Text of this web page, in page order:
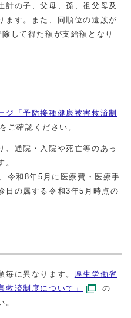
計の子、父母、孫、祖父母及
ます。また、同順位の遺族が
して得た額が支給額となり
ジ「予防接種健康被害救済制
ご確認ください。
、通院・入院や死亡等のあっ
。
令和8年5月に医療費・医療手
日の属する令和3年5月時点の
毎に異なります。 厚生労働省
救済制度について」
の
。